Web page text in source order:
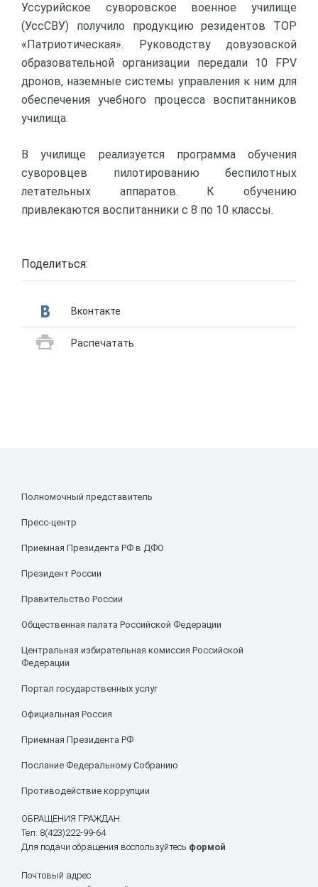
Уссурийское суворовское военное училище
(УссСВУ) получило продукцию резидентов ТОР
«Патриотическая». Руководству довузовской
образовательной организации передали 10 FPV
дронов, наземные системы управления к ним для
обеспечения учебного процесса воспитанников
училища.
В училище реализуется программа обучения
суворовцев пилотированию беспилотных
летательных аппаратов. К обучению
привлекаются воспитанники с 8 по 10 классы.
Поделиться:
Вконтакте
Распечатать
Полномочный представитель
Пресс-центр
Приемная Президента РФ в ДФО
Президент России
Правительство России
Общественная палата Российской Федерации
Центральная избирательная комиссия Российской
Федерации
Портал государственных услуг
Официальная Россия
Приемная Президента РФ
Послание Федеральному Собранию
Противодействие коррупции
ОБРАЩЕНИЯ ГРАЖДАН:
Тел: 8(423)222-99-64
Для подачи обращения воспользуйтесь формой
Почтовый адрес